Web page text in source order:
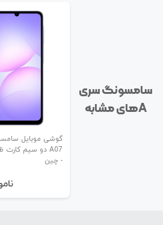
سامسونگ سری
A‌های مشابه
- چین